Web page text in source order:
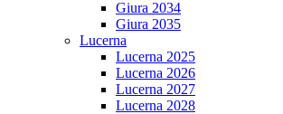
Giura 2034
Giura 2035
Lucerna
Lucerna 2025
Lucerna 2026
Lucerna 2027
Lucerna 2028